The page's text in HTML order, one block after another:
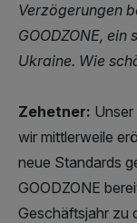
Verzögerungen
GOODZONE,
Ukraine. Wie
Zehetner:
wir mittlerweile
neue Standards
GOODZONE
Geschäftsjahr zu